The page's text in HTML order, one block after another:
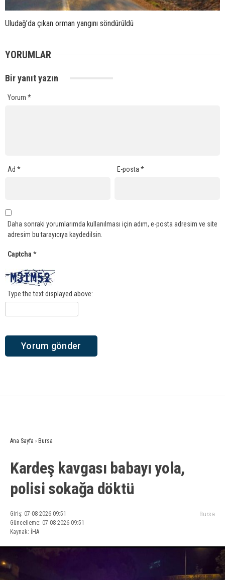
Uludağ’da çıkan orman yangını söndürüldü
YORUMLAR
Bir yanıt yazın
Yorum *
Ad * E-posta*
Daha sonraki yorumlarımda kullanılması için adım, e-posta adresim ve site
adresim bu tarayıcıya kaydedilsin.
Captcha *
Type the text displayed above:
Ana Sayfa › Bursa
Kardeş kavgası babayı yola,
polisi sokağa döktü
Giriş: 07-08-2026 09:51
Güncelleme: 07-08-2026 09:51
Kaynak: İHA
Bursa